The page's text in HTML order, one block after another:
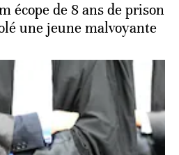
écope de 8 ans de prison
une jeune malvoyante